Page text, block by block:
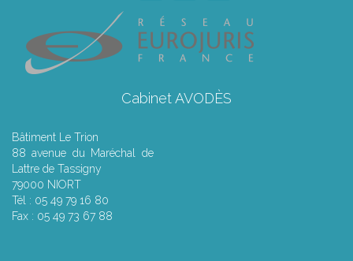
Cabinet AVODÈS
Bâtiment Le Trion
88 avenue du Maréchal de
Lattre de Tassigny
79000 NIORT
Tél : 05 49 79 16 80
Fax : 05 49 73 67 88